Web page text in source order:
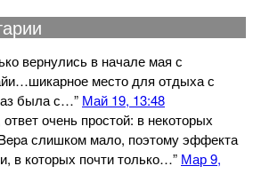
вернулись в начале мая с
место для отдыха с
была с…” Май 19, 13:48
очень простой: в некоторых
слишком мало, поэтому эффекта
в которых почти только…” Мар 9,